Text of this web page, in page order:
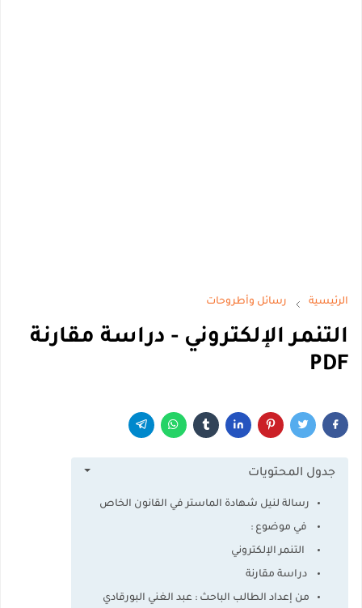
الرئيسية رسائل وأطروحات
التنمر الإلكتروني - دراسة مقارنة
PDF
جدول المحتويات
رسالة لنيل شهادة الماستر في القانون الخاص
في موضوع :
التنمر الإلكتروني
دراسة مقارنة
من إعداد الطالب الباحث : عبد الغني البورقادي